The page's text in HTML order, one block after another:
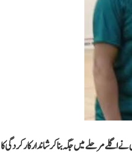
مرحلے میں جگہ بنا کر شاندار کارکردگی کا